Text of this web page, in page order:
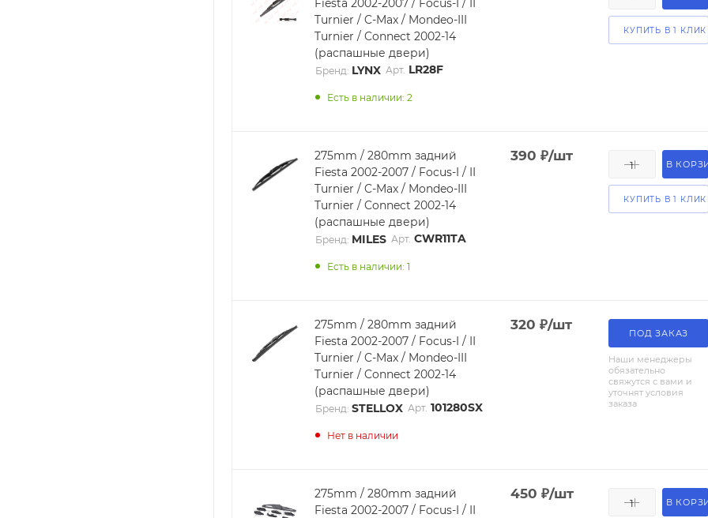
Fiesta 2002-2007 / Focus-I / II
Turnier / C-Max / Mondeo-III
Turnier / Connect 2002-14
(распашные двери)
Бренд: LYNX Арт. LR28F
Есть в наличии: 2
КУПИТЬ В 1 КЛИК
275mm / 280mm задний
Fiesta 2002-2007 / Focus-I / II
Turnier / C-Max / Mondeo-III
Turnier / Connect 2002-14
(распашные двери)
Бренд: MILES Арт. CWR11TA
Есть в наличии: 1
390 ₽/шт
В
КУПИТЬ В 1 КЛИК
275mm / 280mm задний
Fiesta 2002-2007 / Focus-I / II
Turnier / C-Max / Mondeo-III
Turnier / Connect 2002-14
(распашные двери)
Бренд: STELLOX Арт. 101280SX
Нет в наличии
320 ₽/шт
ПОД ЗАКАЗ
Наши менеджеры
обязательно
свяжутся с вами и
уточнят условия
заказа
275mm / 280mm задний
Fiesta 2002-2007 / Focus-I / II
450 ₽/шт
В